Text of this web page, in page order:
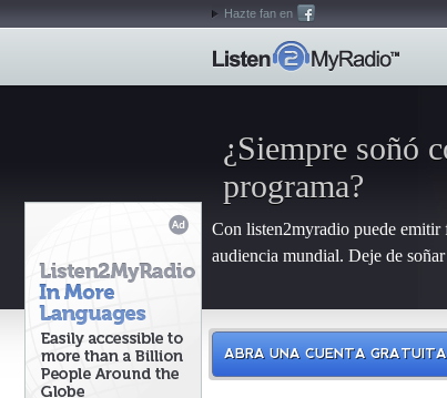
Hazte fan en
¿Siempre soñó
programa?
Con listen2myradio puede emitir
audiencia mundial. Deje de
ABRA UNA CUENTA GRATUITA